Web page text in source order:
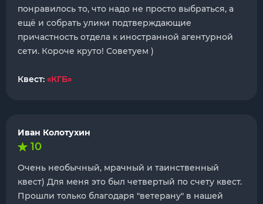
понравилось то, что надо не просто выбраться, а
ещё и собрать улики подтверждающие
причастность отдела к иностранной агентурной
сети. Короче круто! Советуем )
Квест: «КГБ»
Иван Колотухин
10
Очень необычный, мрачный и таинственный
квест) Для меня это был четвертый по счету квест.
Прошли только благодаря "ветерану" в нашей